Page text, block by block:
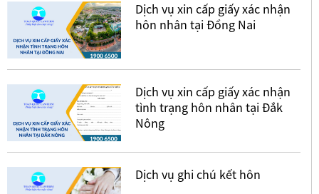
Dịch vụ xin cấp giấy xác nhận
hôn nhân tại Đồng Nai
Dịch vụ xin cấp giấy xác nhận
tình trạng hôn nhân tại Đắk
Nông
Dịch vụ ghi chú kết hôn